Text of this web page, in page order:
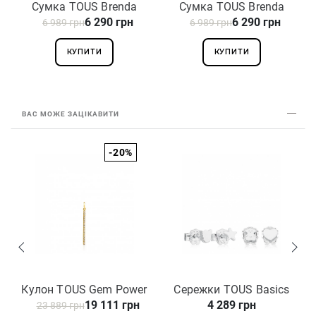
Сумка TOUS Brenda
2002106645
6 989 грн6 290 грн
КУПИТИ
Сумка TOUS Brenda
2002105943
6 989 грн6 290 грн
КУПИТИ
ВАС МОЖЕ ЗАЦІКАВИТИ
-20%
Кулон TOUS Gem Power
812444030
23 889 грн19 111 грн
Сережки TOUS Basics
611143500
4 289 грн